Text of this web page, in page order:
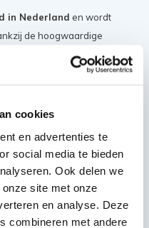
cookies
en advertenties te
social media te bieden
Ook delen we
site met onze
en analyse. Deze
combineren met andere
in Nederland en wordt
de hoogwaardige
deze rolsteiger eenvoudig
, zoals uitwijkconsoles en
spindel - ø200mm
PAN-SGM-WL-200N